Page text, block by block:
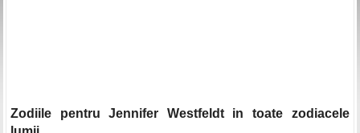
Zodiile pentru Jennifer Westfeldt in toate zodiacele